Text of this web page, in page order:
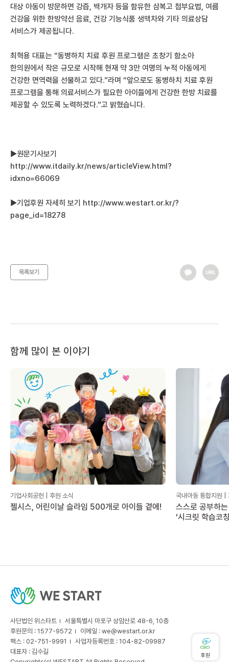
대상 아동이 방문하면 강즙, 백개자 등을 함유한 삼복고 첩부요법, 여름
건강을 위한 한방약선 음료, 건강 기능식품 생맥차와 기타 의료상담
서비스가 제공됩니다.
최혁용 대표는 “동병하치 치료 후원 프로그램은 초창기 함소아
한의원에서 작은 규모로 시작해 현재 약 3만 여명의 누적 아동에게
건강한 면역력을 선물하고 있다.”라며 “앞으로도 동병하치 치료 후원
프로그램을 통해 의료서비스가 필요한 아이들에게 건강한 한방 치료를
제공할 수 있도록 노력하겠다.”고 밝혔습니다.
▶원문기사보기
http://www.itdaily.kr/news/articleView.html?
idxno=66069
▶기업후원 자세히 보기 http://www.westart.or.kr/?
page_id=18278
목록보기
함께 많이 본 이야기
기업사회공헌 | 후원 소식
젤시스, 어린이날 슬라임 500개로 아이들 곁에!
국내아동 통합지원 |
스스로 공부하
‘시크릿 학습코
사단법인 위스타트
서울특별시 마포구 상암산로 48-6, 10층
후원문의 : 1577-9572
이메일 : we@westart.or.kr
팩스 : 02-751-9991
사업자등록번호 : 104-82-09987
대표자 : 김수길
후원